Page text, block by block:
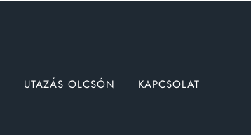
UTAZÁS OLCSÓN KAPCSOLAT